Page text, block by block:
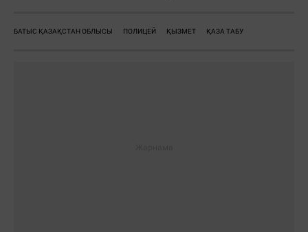
БАТЫС ҚАЗАҚСТАН ОБЛЫСЫ ПОЛИЦЕЙ ҚЫЗМЕТ ҚАЗА ТАБУ